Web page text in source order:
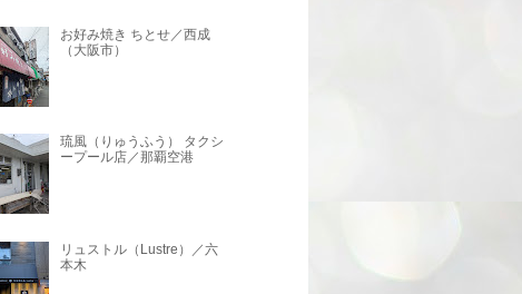
お好み焼き ちとせ／西成
（大阪市）
琉風（りゅうふう） タクシ
ープール店／那覇空港
リュストル（Lustre）／六
本木